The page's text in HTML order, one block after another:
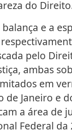
do
e a
pelo
ambas
em
de Janeiro e
a área de
Federal da